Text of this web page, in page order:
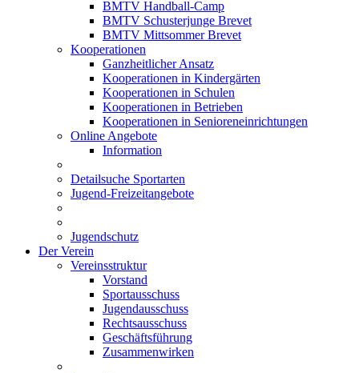
BMTV Handball-Camp
BMTV Schusterjunge Brevet
BMTV Mittsommer Brevet
Kooperationen
Ganzheitlicher Ansatz
Kooperationen in Kindergärten
Kooperationen in Schulen
Kooperationen in Betrieben
Kooperationen in Senioreneinrichtungen
Online Angebote
Information
Detailsuche Sportarten
Jugend-Freizeitangebote
Jugendschutz
Der Verein
Vereinsstruktur
Vorstand
Sportausschuss
Jugendausschuss
Rechtsausschuss
Geschäftsführung
Zusammenwirken